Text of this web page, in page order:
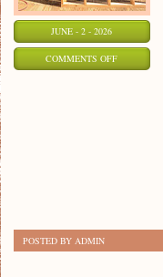
JUNE - 2 - 2026
COMMENTS OFFON
POSTED BY ADMIN